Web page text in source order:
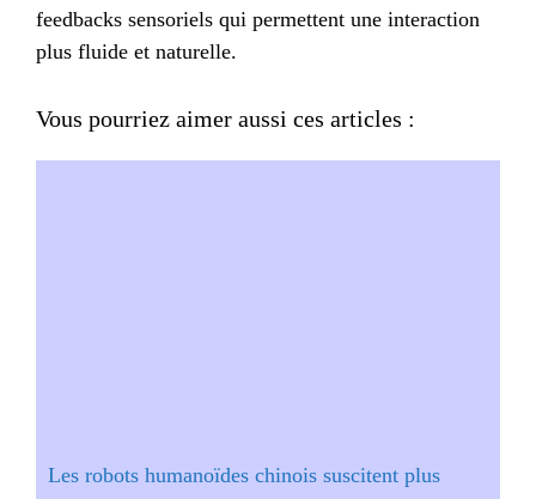
feedbacks sensoriels qui permettent une interaction
plus fluide et naturelle.
Vous pourriez aimer aussi ces articles :
Les robots humanoïdes chinois suscitent plus